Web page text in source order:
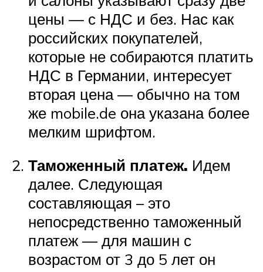
цены — с НДС и без. Нас как
российских покупателей,
которые не собираются платить
НДС в Германии, интересует
вторая цена — обычно на том
же mobile.de она указана более
мелким шрифтом.
Таможенный платеж. Идем
далее. Следующая
составляющая – это
непосредственно таможенный
платеж — для машин с
возрастом от 3 до 5 лет он